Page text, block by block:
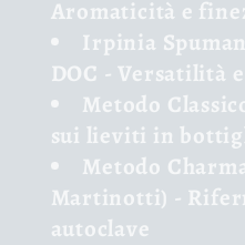
Aromaticità e
Irpinia
DOC - Versatilità
Metodo
sui lieviti in
Metodo
Martinotti) -
autoclave